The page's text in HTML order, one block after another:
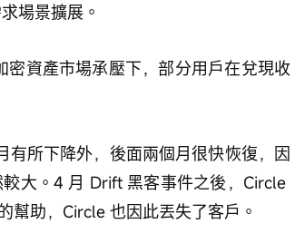
場景擴展。
資產市場承壓下，部分用戶在兌現收
有所下降外，後面兩個月很快恢復，因
大。4 月 Drift 黑客事件之後，Circle
幫助，Circle 也因此丟失了客戶。